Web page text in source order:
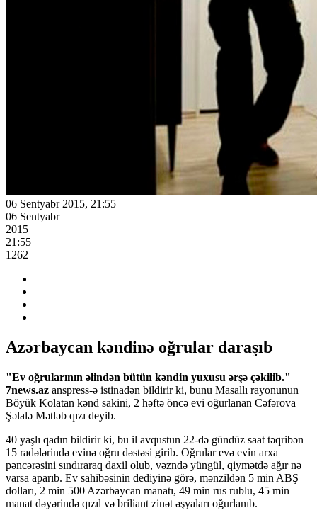
06 Sentyabr 2015, 21:55
06 Sentyabr
2015
21:55
1262
Azərbaycan kəndinə oğrular daraşıb
"Ev oğrularının əlindən bütün kəndin yuxusu ərşə çəkilib."
7news.az anspress-ə istinadən bildirir ki, bunu Masallı rayonunun
Böyük Kolatan kənd sakini, 2 həftə öncə evi oğurlanan Cəfərova
Şəlalə Mətləb qızı deyib.
40 yaşlı qadın bildirir ki, bu il avqustun 22-də gündüz saat təqribən
15 radələrində evinə oğru dəstəsi girib. Oğrular evə evin arxa
pəncərəsini sındıraraq daxil olub, vəzndə yüngül, qiymətdə ağır nə
varsa aparıb. Ev sahibəsinin dediyinə görə, mənzildən 5 min ABŞ
dolları, 2 min 500 Azərbaycan manatı, 49 min rus rublu, 45 min
manat dəyərində qızıl və briliant zinət əşyaları oğurlanıb.